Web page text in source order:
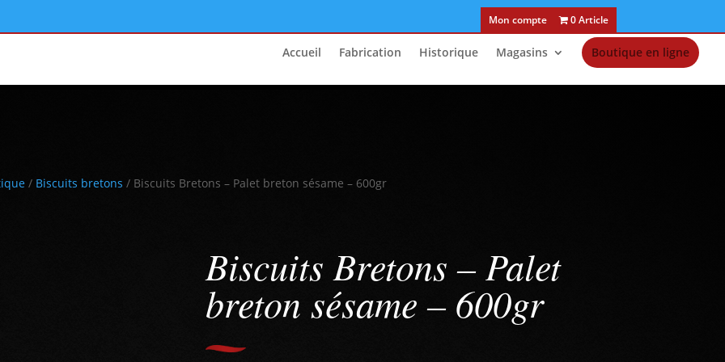
Mon compte 0 Article
Accueil Fabrication Historique Magasins Boutique en ligne
/ Biscuits bretons / Biscuits Bretons – Palet breton sésame – 600gr
Biscuits Bretons – Palet
breton sésame – 600gr